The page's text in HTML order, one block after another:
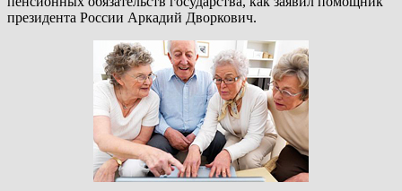
президента России Аркадий Дворкович.